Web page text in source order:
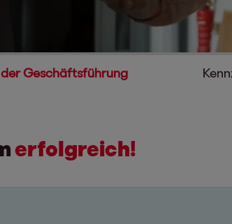
Geschäftsführung
erfolgreich!